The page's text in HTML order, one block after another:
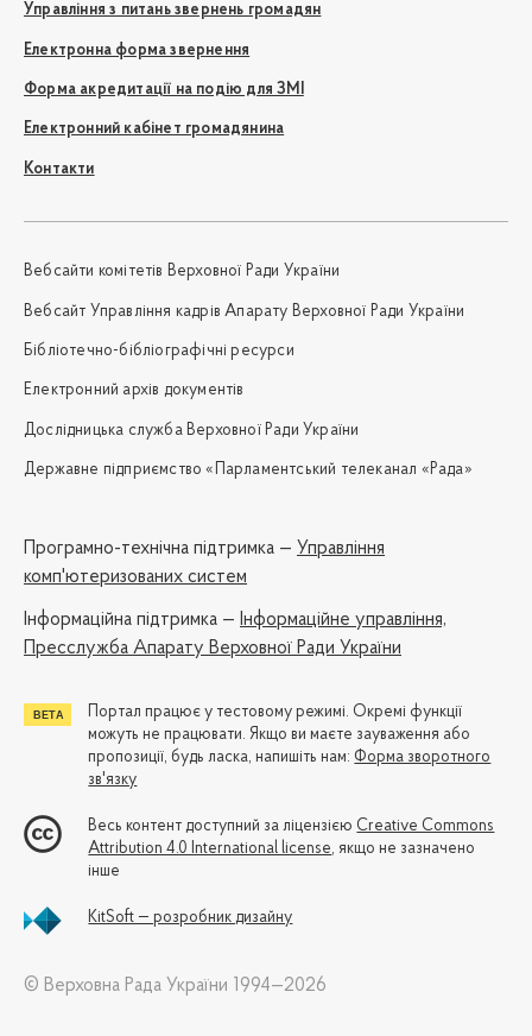
Управління з питань звернень громадян
Електронна форма звернення
Форма акредитації на подію для ЗМІ
Електронний кабінет громадянина
Контакти
Вебсайти комітетів Верховної Ради України
Вебсайт Управління кадрів Апарату Верховної Ради України
Бібліотечно-бібліографічні ресурси
Електронний архів документів
Дослідницька служба Верховної Ради України
Державне підприємство «Парламентський телеканал «Рада»
Програмно-технічна підтримка — Управління
комп'ютеризованих систем
Iнформаційна підтримка — Інформаційне управління,
Пресслужба Апарату Верховної Ради України
Портал працює у тестовому режимі. Окремі функції
можуть не працювати. Якщо ви маєте зауваження або
пропозиції, будь ласка, напишіть нам: Форма зворотного
зв'язку
Весь контент доступний за ліцензією Creative Commons
Attribution 4.0 International license, якщо не зазначено
інше
KitSoft — розробник дизайну
© Верховна Рада України 1994—2026